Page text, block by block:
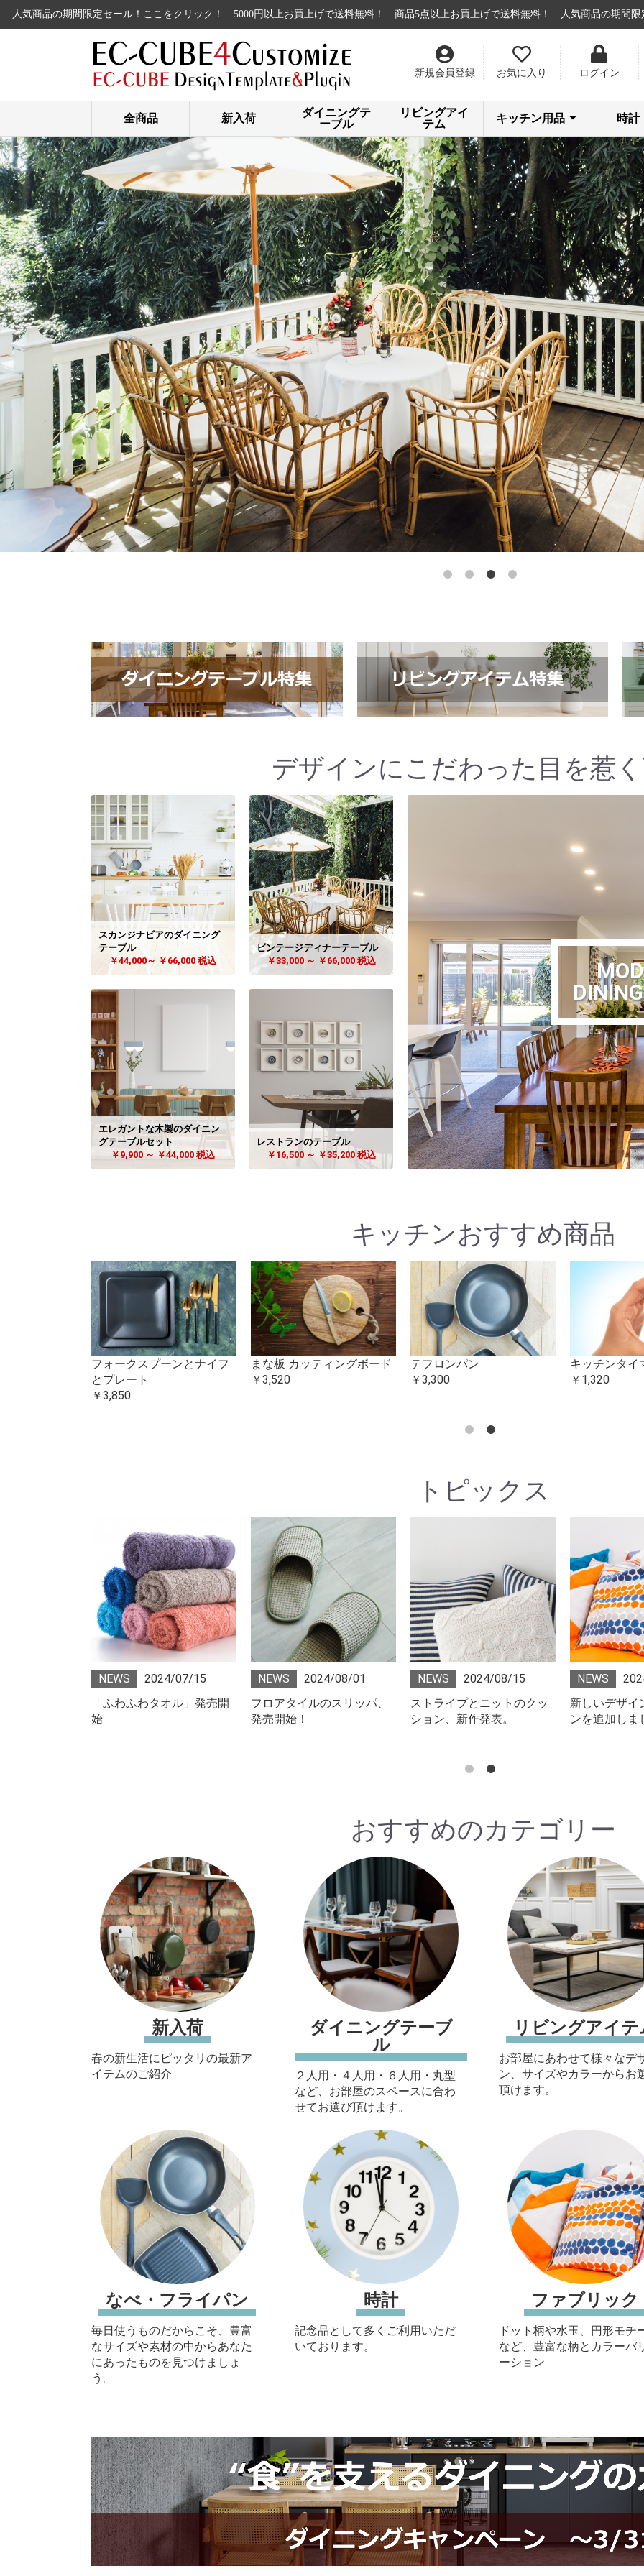
の期間限定セール！ここをクリック！ 5000円以上お買上げで送料無料！ 商品5点以上お買上げで送料無料！ 人気商品の期間限定セール
新規会員登録 お気に入り ログイン
全商品 新入荷
ダイニングテ
ーブル
リビングアイ
テム
キッチン用品
鍋・フライパ
ン
キッチンツー
ル
包丁・ナ
まな板・
ティング
ド
時計
置き時
掛け時
目覚まし
タイマ
デザインにこだわった目を惹
スカンジナビアのダイニング
テーブル
￥44,000～ ￥66,000 税込
ビンテージディナーテーブル
￥33,000 ～ ￥66,000 税込
エレガントな木製のダイニン
グテーブルセット
￥9,900 ～ ￥44,000 税込
レストランのテーブル
￥16,500 ～ ￥35,200 税込
キッチンおすすめ商品
フォークスプーンとナイフ
とプレート
￥3,850
まな板 カッティングボード
￥3,520
テフロンパン
￥3,300
キッチンタイ
￥1,320
トピックス
NEWS
2024/07/15
「ふわふわタオル」発売開
始
NEWS
2024/08/01
フロアタイルのスリッパ、
発売開始！
NEWS
2024/08/15
ストライプとニットのクッ
ション、新作発表。
NEWS
新しいデザイ
ンを追加しま
おすすめのカテゴリー
新入荷
春の新生活にピッタリの最新ア
イテムのご紹介
ダイニングテーブ
ル
２人用・４人用・６人用・丸型
など、お部屋のスペースに合わ
せてお選び頂けます。
リビングアイテ
お部屋にあわせて様々なデ
ン、サイズやカラーからお
頂けます。
なべ・フライパン
毎日使うものだからこそ、豊富
なサイズや素材の中からあなた
にあったものを見つけましょ
う。
時計
記念品として多くご利用いただ
いております。
ファブリック
ドット柄や水玉、円形モチ
など、豊富な柄とカラーバ
ーション